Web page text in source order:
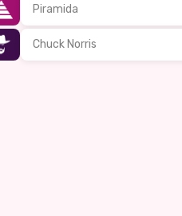
Piramida
Chuck Norris